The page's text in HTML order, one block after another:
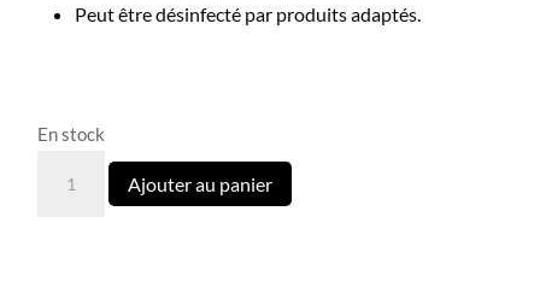
Peut être désinfecté par produits adaptés.
En stock
Ajouter au panier